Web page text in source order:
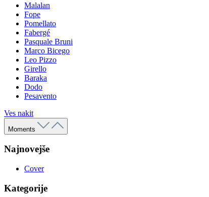
Malalan
Fope
Pomellato
Fabergé
Pasquale Bruni
Marco Bicego
Leo Pizzo
Girello
Baraka
Dodo
Pesavento
Ves nakit
Moments
Najnovejše
Cover
Kategorije